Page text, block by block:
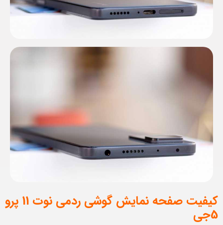
کیفیت صفحه نمایش گوشی ردمی نوت 11 پرو
5جی